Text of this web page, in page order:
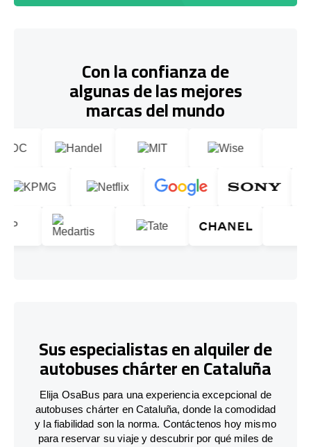
Con la confianza de
algunas de las mejores
marcas del mundo
Sus especialistas en alquiler de
autobuses chárter en Cataluña
Elija OsaBus para una experiencia excepcional de
autobuses chárter en Cataluña, donde la comodidad
y la fiabilidad son la norma. Contáctenos hoy mismo
para reservar su viaje y descubrir por qué miles de